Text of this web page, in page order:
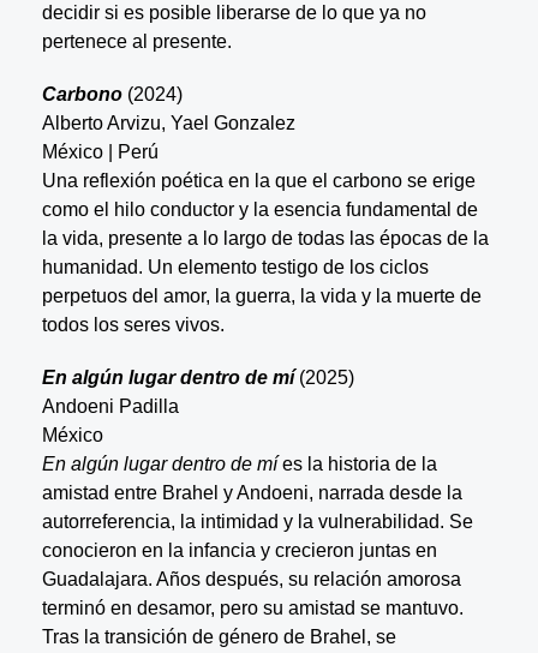
decidir si es posible liberarse de lo que ya no
pertenece al presente.
Carbono(2024)
Alberto Arvizu, Yael Gonzalez
México | Perú
Una reflexión poética en la que el carbono se erige
como el hilo conductor y la esencia fundamental de
la vida, presente a lo largo de todas las épocas de la
humanidad. Un elemento testigo de los ciclos
perpetuos del amor, la guerra, la vida y la muerte de
todos los seres vivos.
En algún lugar dentro de mí (2025)
Andoeni Padilla
México
En algún lugar dentro de míes la historia de la
amistad entre Brahel y Andoeni, narrada desde la
autorreferencia, la intimidad y la vulnerabilidad. Se
conocieron en la infancia y crecieron juntas en
Guadalajara. Años después, su relación amorosa
terminó en desamor, pero su amistad se mantuvo.
Tras la transición de género de Brahel, se